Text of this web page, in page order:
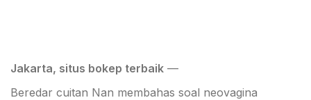
Jakarta, situs bokep terbaik —
Beredar cuitan Nan membahas soal neovagina